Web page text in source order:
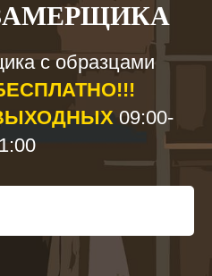
с образцами
09:00-